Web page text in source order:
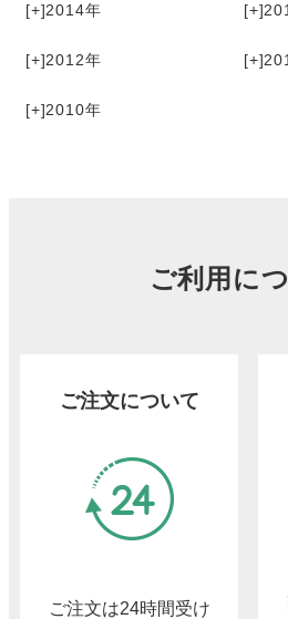
[+]2014 [+]
[+]2012 [+]
[+]2010
ご利用に
ご注文について
ご注文は24時間受け